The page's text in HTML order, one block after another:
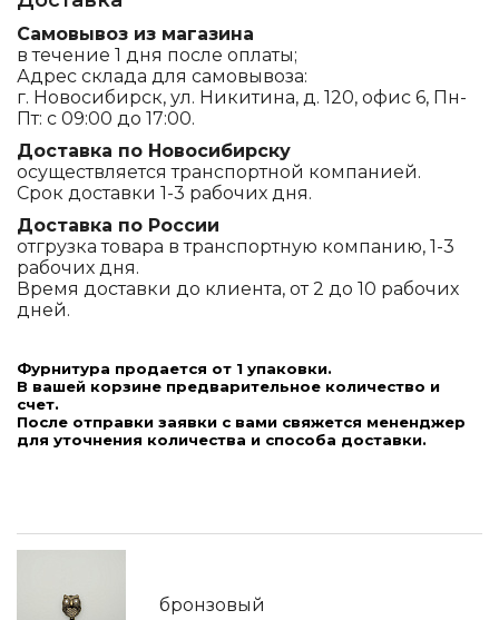
Самовывоз из магазина
в течение 1 дня после оплаты;
Адрес склада для самовывоза:
г. Новосибирск, ул. Никитина, д. 120, офис 6, Пн-
Пт: с 09:00 до 17:00.
Доставка по Новосибирску
осуществляется транспортной компанией.
Срок доставки 1-3 рабочих дня.
Доставка по России
отгрузка товара в транспортную компанию, 1-3
рабочих дня.
Время доставки до клиента, от 2 до 10 рабочих
дней.
Фурнитура продается от 1 упаковки.
В вашей корзине предварительное количество и
счет.
После отправки заявки с вами свяжется мененджер
для уточнения количества и способа доставки.
бронзовый